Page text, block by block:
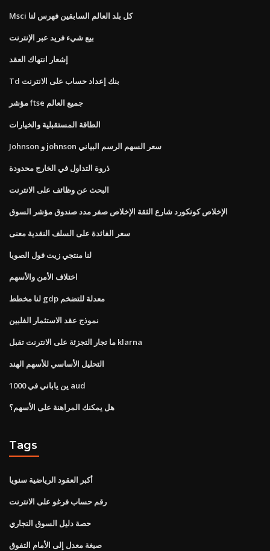
Msci كل بلد العالم السابقين فهرس لنا
بيع شيء فريد عبر الإنترنت
إشعار انتهاك العقد
Td بنك إعداد حساب على الانترنت
مؤشر ftse جميع العالم
الطاقة المستقبلية والخيارات
Johnson و johnson سعر السهم الرسم البياني
ذروة التداول في الخارج محدودة
البحث عن وظائف على الانترنت
الإخلاص كونكورد شارع الثقة الإخلاص صفر مدد صندوق مؤشر السوق
سعر الفائدة على السلف النقدية معنى
لنا منتجي زيت فول الصويا
اختلاف الأمن والأسهم
لنا مخطط gdp معدلة للتضخم
نموذج عقد الاستثمار الفلبين
ما تجار التجزئة على الانترنت تقبل klarna
التحليل الأساسي للأسهم الهند
1000 ين ياباني في aud
هل يمكنك المراهنة على الأسهم؟
Tags
أكبر العقود الرياضية سنويا
رقم حساب فرغو على الانترنت
حصة دليل السوق التجاري
صيغة معدل إلى الأمام التفوق